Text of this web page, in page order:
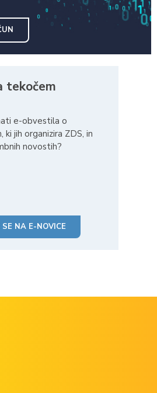
tekočem
e-obvestila o
ki jih organizira ZDS, in
novostih?
SE NA E-NOVICE